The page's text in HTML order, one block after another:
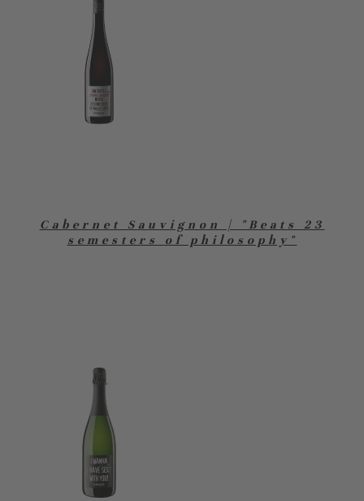
Cabernet Sauvignon | "Beats 23
semesters of philosophy"